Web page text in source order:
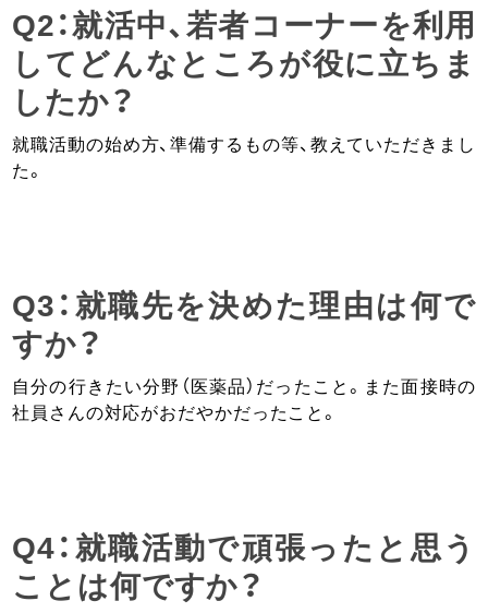
Q2：就活中、若者コーナーを利用
してどんなところが役に立ちま
したか？
就職活動の始め方、準備するもの等、教えていただきまし
た。
Q3：就職先を決めた理由は何で
すか？
自分の行きたい分野（医薬品）だったこと。また面接時の
社員さんの対応がおだやかだったこと。
Q4：就職活動で頑張ったと思う
ことは何ですか？